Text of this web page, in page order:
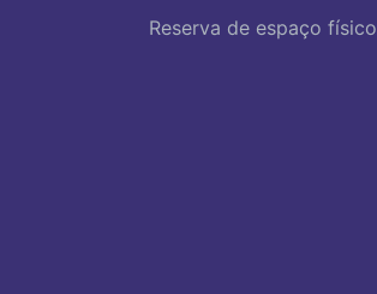
Reserva de espaço físico